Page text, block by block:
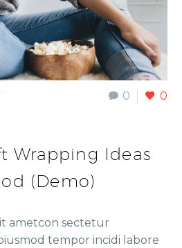
0 0
Wrapping Ideas
(Demo)
ametcon sectetur
tempor incidi labore